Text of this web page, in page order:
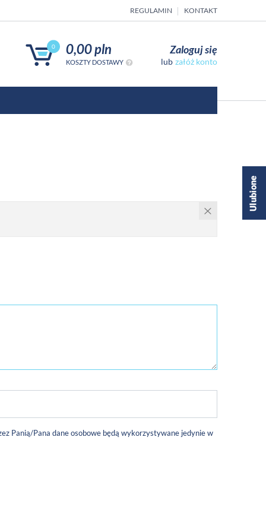
REGULAMIN KONTAKT
0 0,00 pln
KOSZTY DOSTAWY
Zaloguj się
załóż konto
Panią/Pana dane osobowe będą wykorzystywane jedynie w